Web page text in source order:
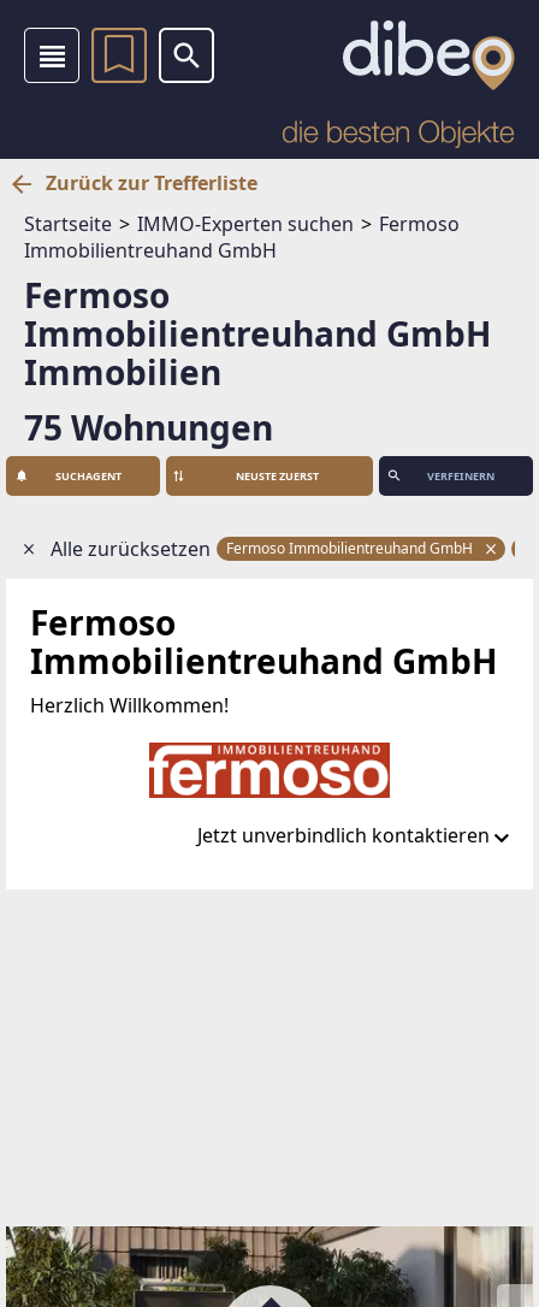
Zurück zur Trefferliste
Startseite
IMMO-Experten suchen
Fermoso
Immobilientreuhand GmbH
Fermoso
Immobilientreuhand GmbH
Immobilien
75 Wohnungen
SUCHAGENT VERFEINERN
Alle zurücksetzen Fermoso Immobilientreuhand GmbH
Fermoso
Immobilientreuhand GmbH
Herzlich Willkommen!
Jetzt unverbindlich kontaktieren